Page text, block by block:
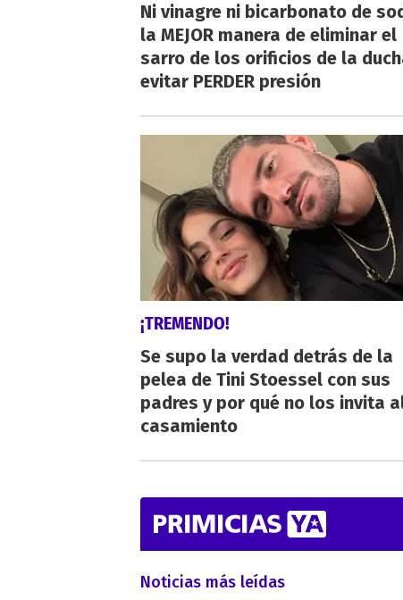
Ni vinagre ni bicarbonato de
la MEJOR manera de eliminar el
sarro de los orificios de la
evitar PERDER presión
¡TREMENDO!
Se supo la verdad detrás de la
pelea de Tini Stoessel con sus
padres y por qué no los invita
casamiento
Noticias más leídas